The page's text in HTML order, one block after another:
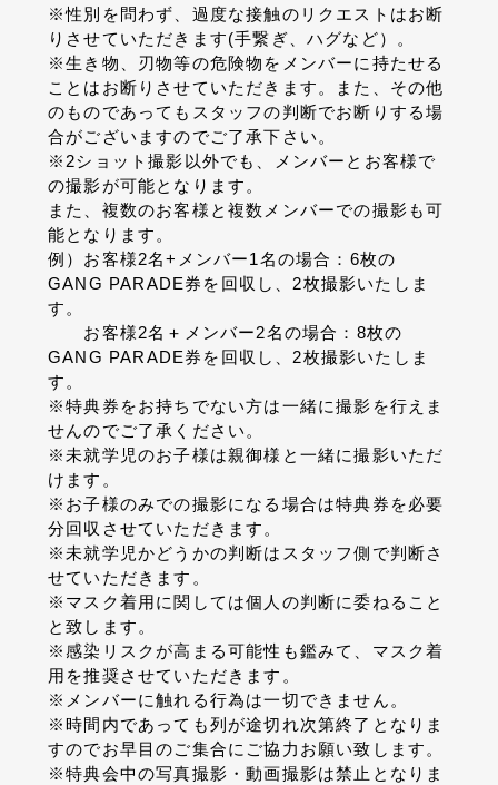
※性別を問わず、過度な接触のリクエストはお断
りさせていただきます(手繋ぎ、ハグなど）。
※生き物、刃物等の危険物をメンバーに持たせる
ことはお断りさせていただきます。また、その他
のものであってもスタッフの判断でお断りする場
合がございますのでご了承下さい。
※2ショット撮影以外でも、メンバーとお客様で
の撮影が可能となります。
また、複数のお客様と複数メンバーでの撮影も可
能となります。
例）お客様2名+メンバー1名の場合：6枚の
GANG PARADE券を回収し、2枚撮影いたしま
す。
お客様2名＋メンバー2名の場合：8枚の
GANG PARADE券を回収し、2枚撮影いたしま
す。
※特典券をお持ちでない方は一緒に撮影を行えま
せんのでご了承ください。
※未就学児のお子様は親御様と一緒に撮影いただ
けます。
※お子様のみでの撮影になる場合は特典券を必要
分回収させていただきます。
※未就学児かどうかの判断はスタッフ側で判断さ
せていただきます。
※マスク着用に関しては個人の判断に委ねること
と致します。
※感染リスクが高まる可能性も鑑みて、マスク着
用を推奨させていただきます。
※メンバーに触れる行為は一切できません。
※時間内であっても列が途切れ次第終了となりま
すのでお早目のご集合にご協力お願い致します。
※特典会中の写真撮影・動画撮影は禁止となりま